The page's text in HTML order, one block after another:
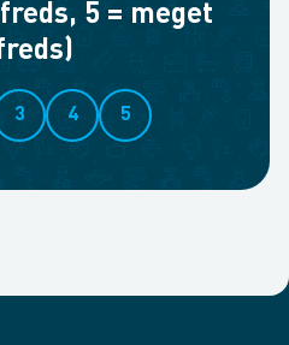
5 = meget
3 4 5